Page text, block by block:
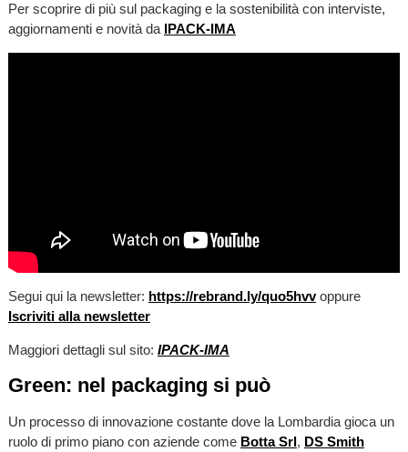
Per scoprire di più sul packaging e la sostenibilità con interviste,
aggiornamenti e novità da IPACK-IMA
Segui qui la newsletter: https://rebrand.ly/quo5hvvoppure
Iscriviti alla newsletter
Maggiori dettagli sul sito: IPACK-IMA
Green: nel packaging si può
Un processo di innovazione costante dove la Lombardia gioca un
ruolo di primo piano con aziende come Botta Srl, DS Smith